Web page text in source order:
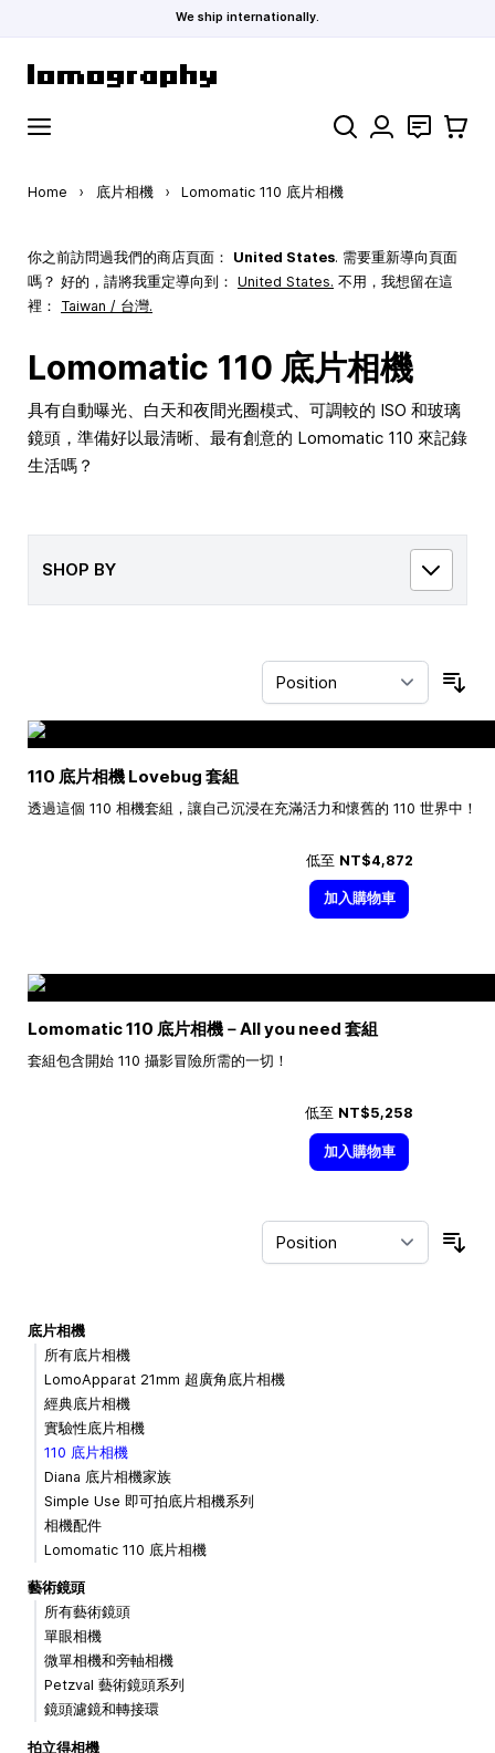
We ship internationally.
Search 聯絡 購物車
Home › 底片相機 › Lomomatic 110 底片相機
你之前訪問過我們的商店頁面： United States. 需要重新導向頁面
嗎？ 好的，請將我重定導向到： United States. 不用，我想留在這
裡： Taiwan / 台灣.
Lomomatic 110 底片相機
具有自動曝光、白天和夜間光圈模式、可調較的 ISO 和玻璃
鏡頭，準備好以最清晰、最有創意的 Lomomatic 110 來記錄
生活嗎？
SHOP BY
110 底片相機 Lovebug 套組
透過這個 110 相機套組，讓自己沉浸在充滿活力和懷舊的 110 世界中！
低至 NT$4,872
加入購物車
Lomomatic 110 底片相機－All you need 套組
套組包含開始 110 攝影冒險所需的一切！
低至 NT$5,258
加入購物車
底片相機
所有底片相機
LomoApparat 21mm 超廣角底片相機
經典底片相機
實驗性底片相機
110 底片相機
Diana 底片相機家族
Simple Use 即可拍底片相機系列
相機配件
Lomomatic 110 底片相機
藝術鏡頭
所有藝術鏡頭
單眼相機
微單相機和旁軸相機
Petzval 藝術鏡頭系列
鏡頭濾鏡和轉接環
拍立得相機